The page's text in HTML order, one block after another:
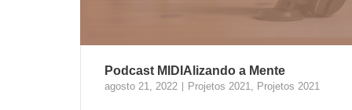
Podcast MIDIAlizando a Mente
agosto 21, 2022 Projetos 2021 Projetos 2021